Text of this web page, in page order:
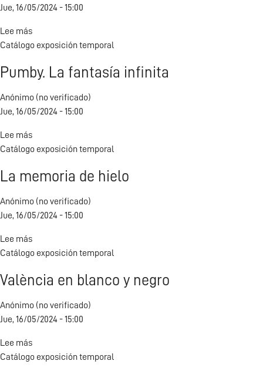
Dieuzaide
Jue, 16/05/2024 - 15:00
Lee más
Joan
Fotografías
Barcelona,
1958-
Catálogo exposición temporal
Pumby. La fantasía infinita
Anónimo (no verificado)
Jue, 16/05/2024 - 15:00
Lee más
Pumby.
fantasía
Catálogo exposición temporal
La memoria de hielo
Anónimo (no verificado)
Jue, 16/05/2024 - 15:00
Lee más
La
de
Catálogo exposición temporal
València en blanco y negro
Anónimo (no verificado)
Jue, 16/05/2024 - 15:00
Lee más
València
Catálogo exposición temporal